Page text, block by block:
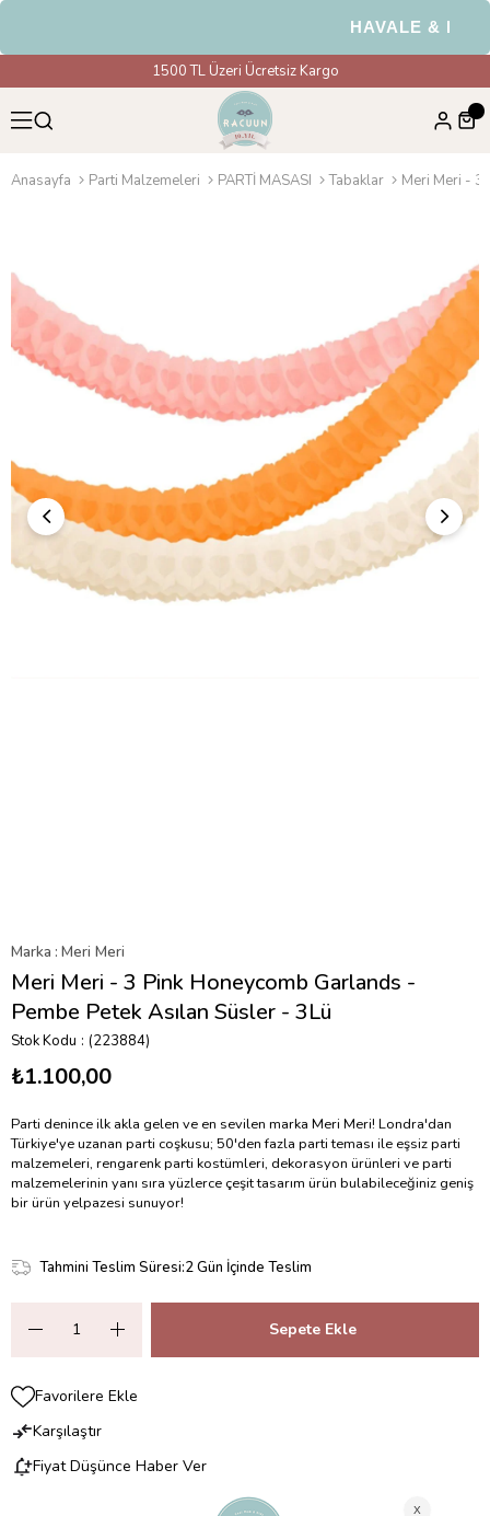
HAVALE & EFT
1500 TL Üzeri Ücretsiz Kargo
Anasayfa Parti Malzemeleri PARTİ MASASI Tabaklar
Marka : Meri Meri
Meri Meri - 3 Pink Honeycomb Garlands -
Pembe Petek Asılan Süsler - 3Lü
Stok Kodu (223884)
₺1.100,00
Parti denince ilk akla gelen ve en sevilen marka Meri Meri! Londra'dan
Türkiye'ye uzanan parti coşkusu; 50'den fazla parti teması ile eşsiz parti
malzemeleri, rengarenk parti kostümleri, dekorasyon ürünleri ve parti
malzemelerinin yanı sıra yüzlerce çeşit tasarım ürün bulabileceğiniz geniş
bir ürün yelpazesi sunuyor!
Tahmini Teslim Süresi:2 Gün İçinde Teslim
Favorilere Ekle
Karşılaştır
Fiyat Düşünce Haber Ver